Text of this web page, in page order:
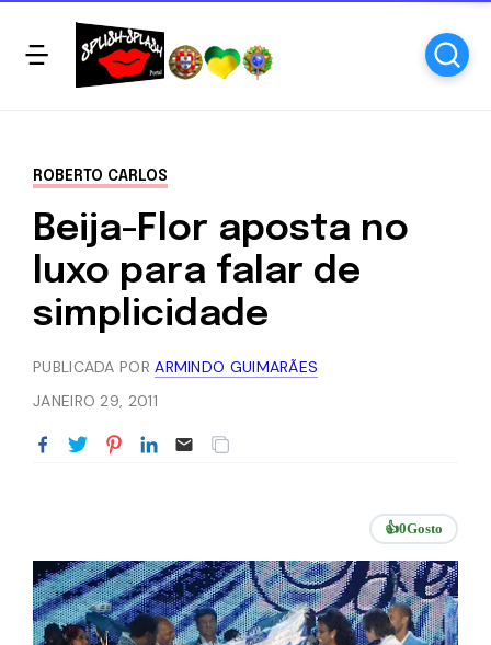
ROBERTO CARLOS
Beija-Flor aposta no
luxo para falar de
simplicidade
PUBLICADA PORARMINDO GUIMARÃES
JANEIRO 29, 2011
👍0Gosto